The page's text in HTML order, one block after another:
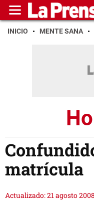
INICIO MENTE SANA
matrícula
Actualizado: 21 agosto 2008